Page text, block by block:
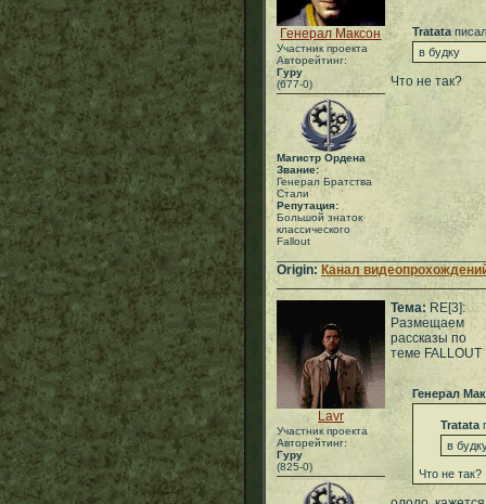
Генерал Максон
Участник проекта
Авторейтинг:
Гуру
(677-0)
Магистр Ордена
Звание:
Генерал Братства
Стали
Репутация:
Большой знаток
классического
Fallout
Tratata
в будку
Что не так?
Origin: Канал
Lavr
Участник проекта
Авторейтинг:
Гуру
(825-0)
Тема: RE[3]:
Размещаем
рассказы по
теме FALLOUT
Генерал
Tratata
в
Что не так?